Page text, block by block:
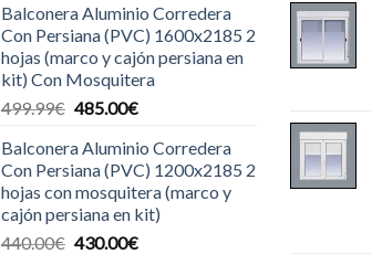
Balconera Aluminio Corredera
Con Persiana (PVC) 1600x2185 2
hojas (marco y cajón persiana en
kit) Con Mosquitera
499.99€ El
original
era:
499.99€.
485.00€El
actual
es:
485.00€.
Balconera Aluminio Corredera
Con Persiana (PVC) 1200x2185 2
hojas con mosquitera (marco y
cajón persiana en kit)
440.00€ El
430.00€El